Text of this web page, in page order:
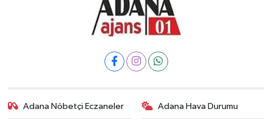
Adana Nöbetçi Eczaneler Adana Hava Durumu